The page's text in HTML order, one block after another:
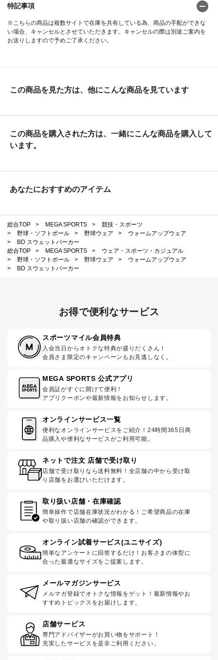
特記事項
※こちらの商品は複数サイトで在庫を共有している為、商品の手配ができな
い場合、キャンセルとさせていただきます。キャンセルの際は別途ご案内を
お送りしますので予めご了承ください。
この商品を見た方は、他にこんな商品を見ています
この商品を購入された方は、一緒にこんな商品を購入して
います。
あなたにおすすめのアイテム
総合TOP > MEGA SPORTS >
競技・スポーツ
>
野球・ソフトボール > 野球ウェア >
ウォームアップウェア
>
BD スウェットパーカー
総合TOP
> MEGA SPORTS >
ウェア・スポーツ・カジュアル
>
野球・ソフトボール > 野球ウェア >
ウォームアップウェア
>
BD スウェットパーカー
お得で便利なサービス
スポーツマイル会員特典
入会当日からオトクな特典が盛りだくさん！
会員さま限定のキャンペーンもお見逃しなく。
MEGA SPORTS 公式アプリ
会員証がすぐに開けて便利！
アプリクーポンや最新情報をお知らせします。
オンラインサービス一覧
便利なオンラインサービスをご紹介！24時間365日商
品購入や便利なサービスがご利用可能。
ネットで注文 店舗で受け取り
店舗で受け取りなら送料無料！全店舗の中から受け取
り店舗をお選びいただけます。
取り扱い店舗・在庫確認
簡単操作で店舗在庫状況がわかる！ご希望商品の在庫
や取り扱い店舗の確認ができます。
オンライン試着サービス(ユニサイズ)
簡単なアンケートに回答するだけ！お客さまの体型に
合った最適なサイズをご提案します。
メールマガジンサービス
メルマガ登録でオトクな情報をゲット！最新情報やお
すすめトピックスをお届けします。
店舗サービス
専門アドバイザーがお買い物をサポート！
充実したサービスを是非ご利用ください。